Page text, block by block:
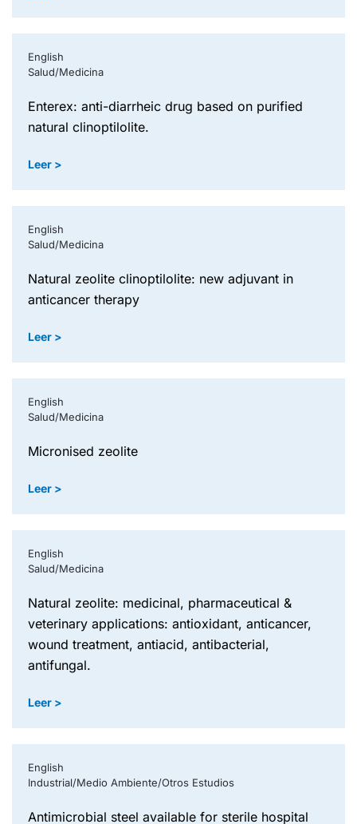
English
Salud/Medicina
enterex: anti-diarrheic drug based on purified
natural clinoptilolite.
Leer >
English
Salud/Medicina
natural zeolite clinoptilolite: new adjuvant in
anticancer therapy
Leer >
English
Salud/Medicina
micronised zeolite
Leer >
English
Salud/Medicina
natural zeolite: medicinal, pharmaceutical &
veterinary applications: antioxidant, anticancer,
wound treatment, antiacid, antibacterial,
antifungal.
Leer >
English
Industrial/Medio Ambiente/Otros Estudios
antimicrobial steel available for sterile hospital